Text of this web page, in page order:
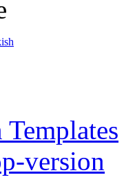
version